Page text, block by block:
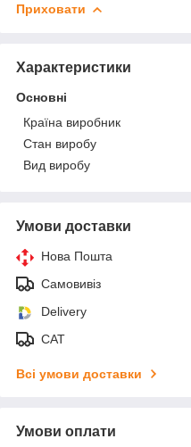
Приховати
Характеристики
Основні
Країна виробник
Стан виробу
Вид виробу
Умови доставки
Нова Пошта
Самовивіз
Delivery
САТ
Всі умови доставки
Умови оплати